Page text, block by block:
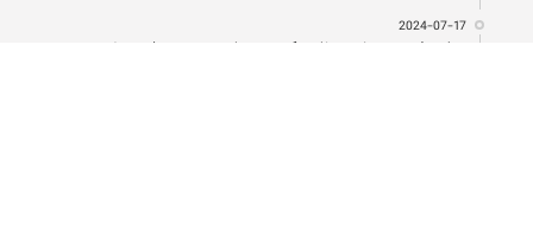
2024-07-17
ریشه شیرین بیان، تنظیم کننده سطح هورمون استروژن در بدن